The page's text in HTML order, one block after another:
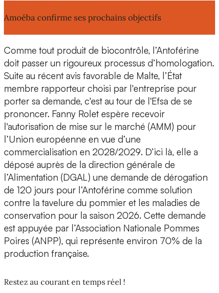
Amoéba confirme ses prochains objectifs
Comme tout produit de biocontrôle, l’Antoférine
doit passer un rigoureux processus d’homologation.
Suite au récent avis favorable de Malte, l’État
membre rapporteur choisi par l'entreprise pour
porter sa demande, c'est au tour de l'Efsa de se
prononcer. Fanny Rolet espère recevoir
l'autorisation de mise sur le marché (AMM) pour
l’Union européenne en vue d’une
commercialisation en 2028/2029. D’ici là, elle a
déposé auprès de la direction générale de
l’Alimentation (DGAL) une demande de dérogation
de 120 jours pour l’Antoférine comme solution
contre la tavelure du pommier et les maladies de
conservation pour la saison 2026. Cette demande
est appuyée par l’Association Nationale Pommes
Poires (ANPP), qui représente environ 70% de la
production française.
Restez au courant en temps réel !